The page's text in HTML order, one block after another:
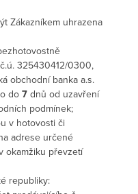
Zákazníkem uhrazena
325430412/0300,
obchodní banka a.s.
do 7 dnů od uzavření
podmínek;
v hotovosti či
adrese určené
okamžiku převzetí
republiky: